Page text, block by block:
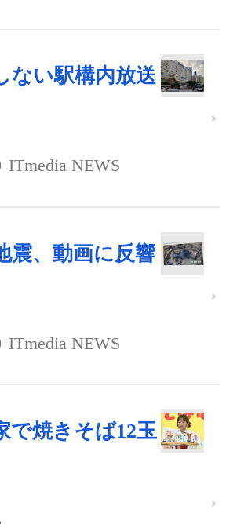
ない駅構内放送
ITmedia NEWS
震、動画に反響
ITmedia NEWS
で焼きそば12玉